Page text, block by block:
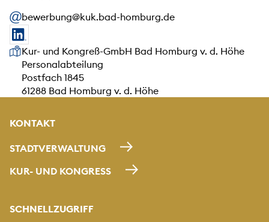
bewerbung@kuk.bad-homburg.de
Unsere Anschrift
Kur- und Kongreß-GmbH Bad Homburg v. d. Höhe
Personalabteilung
Postfach 1845
61288 Bad Homburg v. d. Höhe
KONTAKT
STADTVERWALTUNG
KUR- UND KONGRESS
SCHNELLZUGRIFF